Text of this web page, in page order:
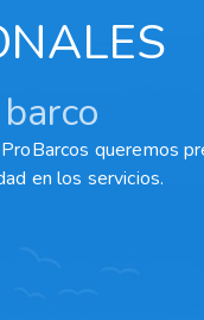
queremos
en los servicios.